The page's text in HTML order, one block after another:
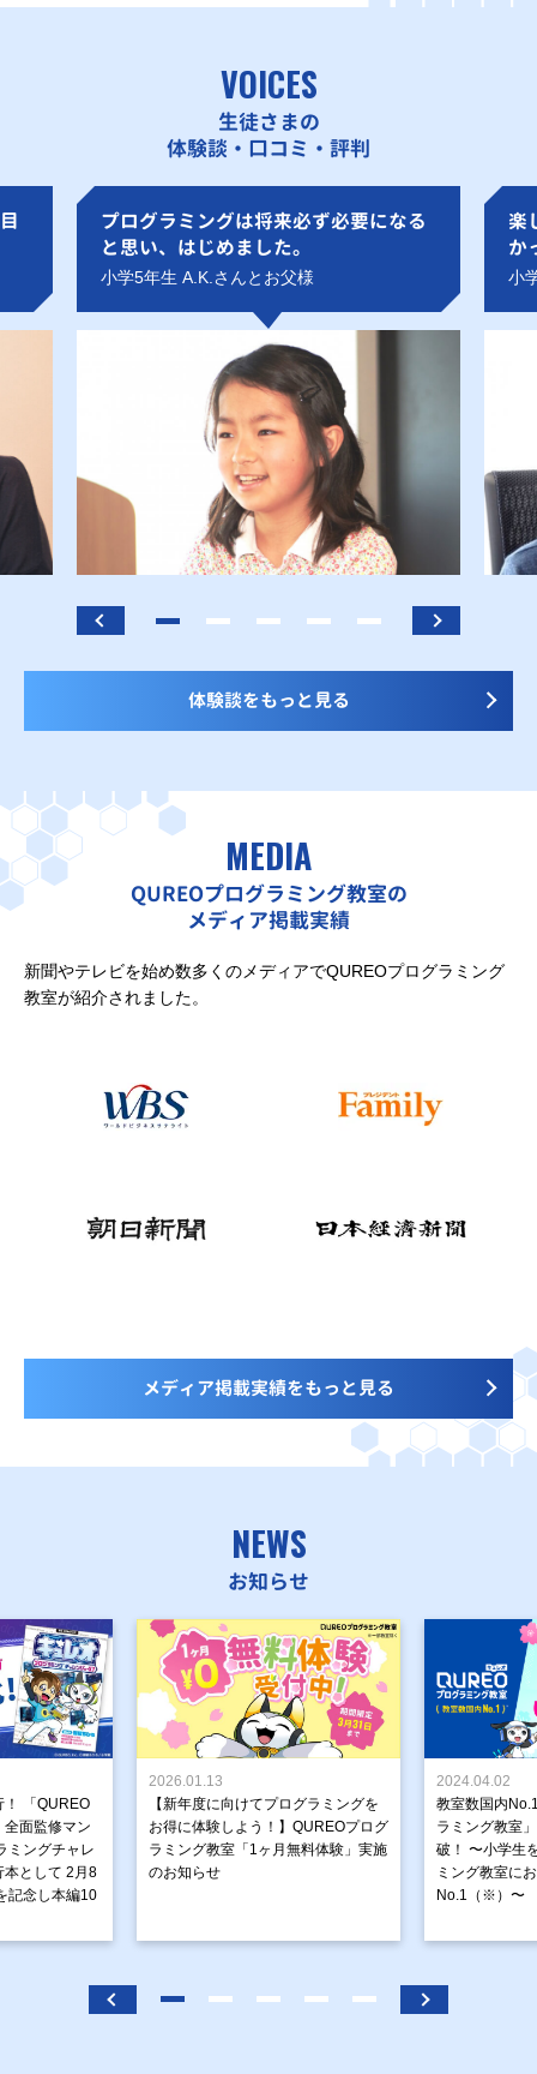
VOICES
生徒さまの
体験談・口コミ・評判
プログラミングは将来必ず必要になる
と思い、はじめました。
小学5年生 A.K.さんとお父様
楽
か
小
体験談をもっと見る
MEDIA
QUREOプログラミング教室の
メディア掲載実績
新聞やテレビを始め数多くのメディアでQUREOプログラミング
教室が紹介されました。
メディア掲載実績をもっと見る
NEWS
お知らせ
！ 「QUREO
面監修マン
ミングチャレ
本として 2月8
記念し本編10
2026.01.13
【新年度に向けてプログラミングを
お得に体験しよう！】QUREOプログ
ラミング教室「1ヶ月無料体験」実施
のお知らせ
2024.04.02
教室数国内
ラミング教室
破！ 〜小学生
ミング教室に
No.1（※）〜